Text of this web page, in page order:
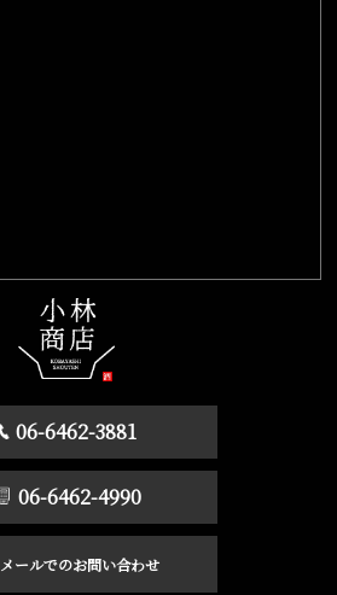
06-6462-3881
06-6462-4990
メールでのお問い合わせ